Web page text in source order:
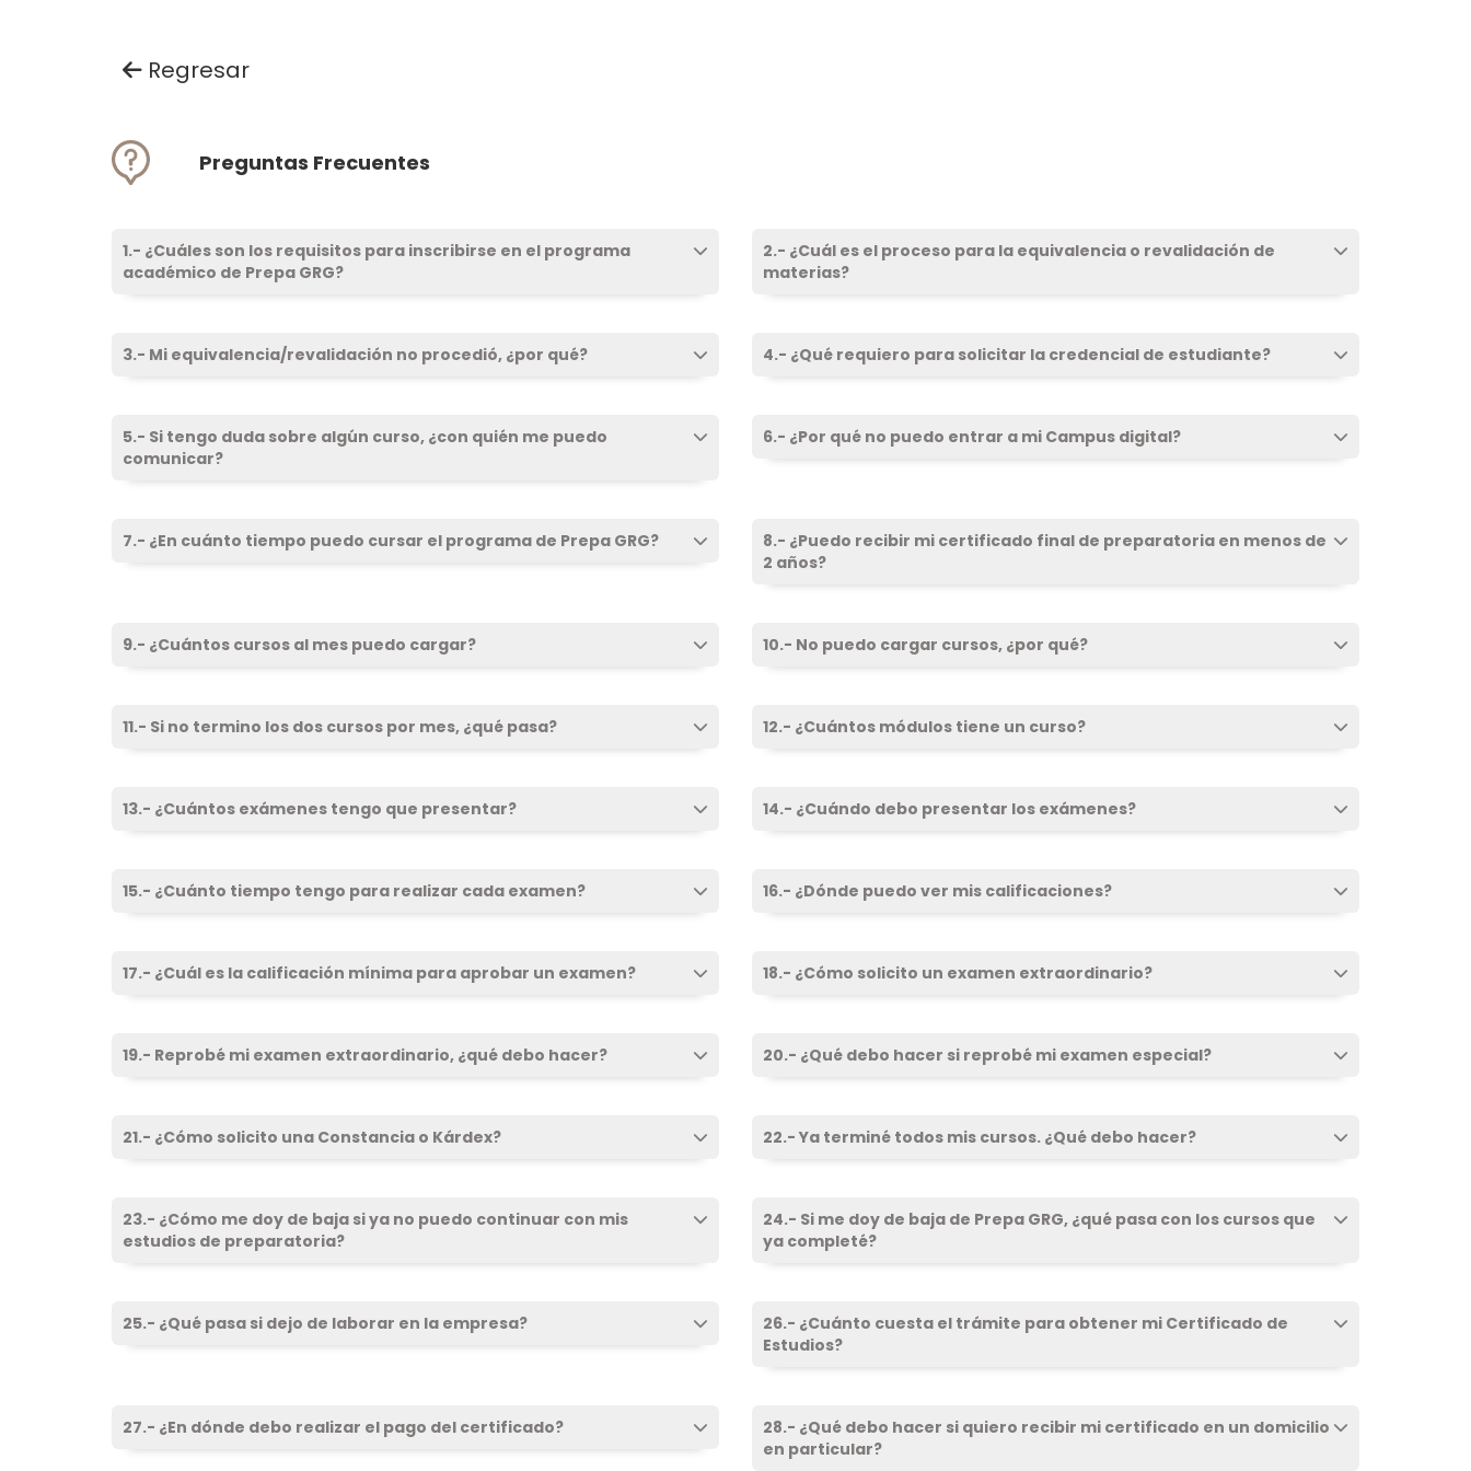
Regresar
Preguntas Frecuentes
1.- ¿Cuáles son los requisitos para inscribirse en el programa
académico de Prepa GRG?
2.- ¿Cuál es el proceso para la equivalencia o revalidación de
materias?
3.- Mi equivalencia/revalidación no procedió, ¿por qué? 4.- ¿Qué requiero para solicitar la credencial de estudiante?
5.- Si tengo duda sobre algún curso, ¿con quién me puedo
comunicar?
6.- ¿Por qué no puedo entrar a mi Campus digital?
7.- ¿En cuánto tiempo puedo cursar el programa de Prepa GRG?
8.- ¿Puedo recibir mi certificado final de preparatoria en menos de
2 años?
9.- ¿Cuántos cursos al mes puedo cargar? 10.- No puedo cargar cursos, ¿por qué?
11.- Si no termino los dos cursos por mes, ¿qué pasa? 12.- ¿Cuántos módulos tiene un curso?
13.- ¿Cuántos exámenes tengo que presentar? 14.- ¿Cuándo debo presentar los exámenes?
15.- ¿Cuánto tiempo tengo para realizar cada examen? 16.- ¿Dónde puedo ver mis calificaciones?
17.- ¿Cuál es la calificación mínima para aprobar un examen? 18.- ¿Cómo solicito un examen extraordinario?
19.- Reprobé mi examen extraordinario, ¿qué debo hacer? 20.- ¿Qué debo hacer si reprobé mi examen especial?
21.- ¿Cómo solicito una Constancia o Kárdex? 22.- Ya terminé todos mis cursos. ¿Qué debo hacer?
23.- ¿Cómo me doy de baja si ya no puedo continuar con mis
estudios de preparatoria?
24.- Si me doy de baja de Prepa GRG, ¿qué pasa con los cursos que
ya completé?
25.- ¿Qué pasa si dejo de laborar en la empresa?
26.- ¿Cuánto cuesta el trámite para obtener mi Certificado de
Estudios?
27.- ¿En dónde debo realizar el pago del certificado?
28.- ¿Qué debo hacer si quiero recibir mi certificado en un domicilio
en particular?